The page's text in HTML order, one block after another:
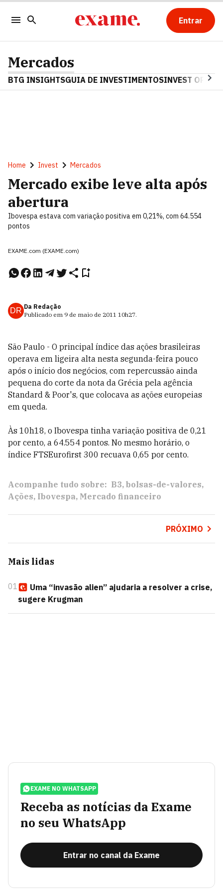
Entrar
Mercados
BTG INSIGHTSGUIA DE INVESTIMENTOSINVEST OPINA
Home Invest Mercados
Mercado exibe leve alta após
abertura
Ibovespa estava com variação positiva em 0,21%, com 64.554
pontos
EXAME.com (EXAME.com)
DR Da Redação
Publicado em 9 de maio de 2011 10h27.
São Paulo - O principal índice das ações brasileiras
operava em ligeira alta nesta segunda-feira pouco
após o início dos negócios, com repercussão ainda
pequena do corte da nota da Grécia pela agência
Standard & Poor's, que colocava as ações europeias
em queda.
Às 10h18, o Ibovespa tinha variação positiva de 0,21
por cento, a 64.554 pontos. No mesmo horário, o
índice FTSEurofirst 300 recuava 0,65 por cento.
Acompanhe tudo sobre: B3 bolsas-de-valores
Ações Ibovespa Mercado financeiro
PRÓXIMO
Mais lidas
01
Uma “invasão alien” ajudaria a resolver a crise,
sugere Krugman
EXAME NO WHATSAPP
Receba as notícias da Exame
no seu WhatsApp
Entrar no canal da Exame